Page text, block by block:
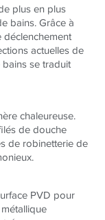
plus en plus
bains. Grâce à
actuelles de
se traduit
chaleureuse.
de douche
de robinetterie de
PVD pour